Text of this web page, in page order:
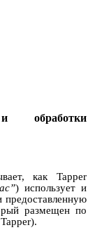
обработки
как Tapper
) использует и
размещен по